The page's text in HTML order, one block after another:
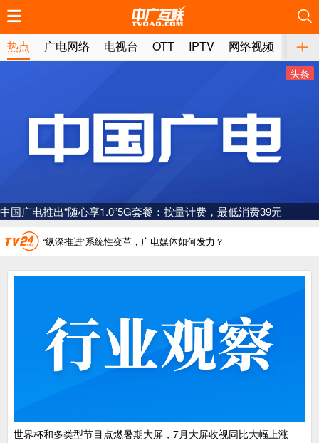
热点 广电网络 电视台 OTT IPTV 网络视频 媒体
头条
中国广电推出“随心享1.0”5G套餐：按量计费，最低消费39元
中国广电：编制一体化电视技术标准白皮书
AI赋能微短剧产业“沪8条”发布
“纵深推进”系统性变革，广电媒体如何发力？
“一省一网”，中国广电为何走了二十年？
广电总局对互联网电视自动续费专项治理
推荐
世界杯和多类型节目点燃暑期大屏，7月大屏收视同比大幅上涨
推荐
推荐
推荐
推荐
推荐
推荐
推荐
推荐
推荐
推荐
推荐
推荐
推荐
推荐
推荐
推荐
推荐
推荐
推荐